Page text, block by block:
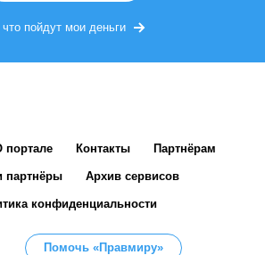
что пойдут мои деньги
портале Контакты Партнёрам
партнёры Архив сервисов
конфиденциальности
Помочь «Правмиру»